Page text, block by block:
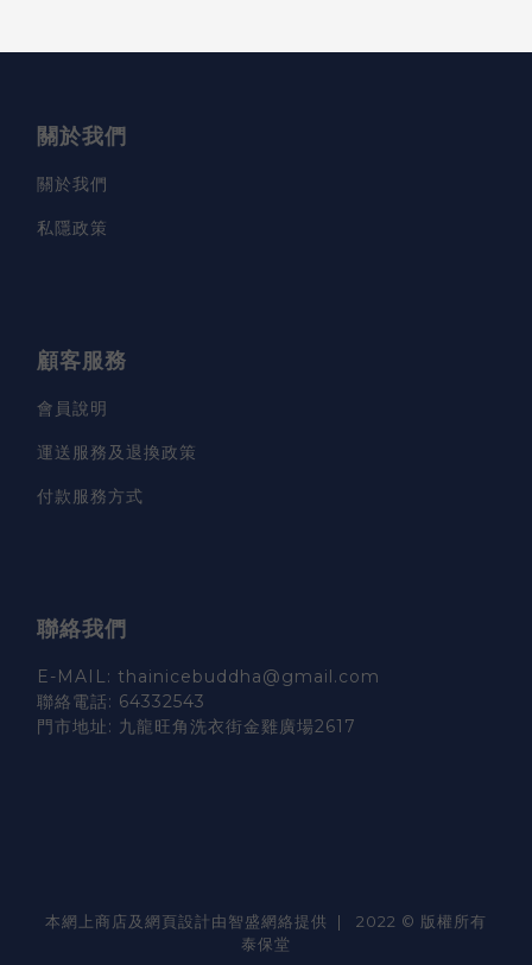
關於我們
關於我們
私隱政策
顧客服務
會員說明
運送服務及退換政策
付款服務方式
聯絡我們
E-MAIL: thainicebuddha@gmail.com
聯絡電話: 64332543
門市地址: 九龍旺角洗衣街金雞廣場2617
本網上商店及網頁設計由智盛網絡提供 | 2022 © 版權所有
泰保堂